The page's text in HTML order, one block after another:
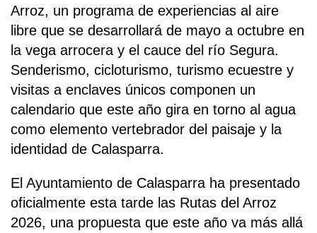
Arroz, un programa de experiencias al aire
libre que se desarrollará de mayo a octubre en
la vega arrocera y el cauce del río Segura.
Senderismo, cicloturismo, turismo ecuestre y
visitas a enclaves únicos componen un
calendario que este año gira en torno al agua
como elemento vertebrador del paisaje y la
identidad de Calasparra.
El Ayuntamiento de Calasparra ha presentado
oficialmente esta tarde las Rutas del Arroz
2026, una propuesta que este año va más allá